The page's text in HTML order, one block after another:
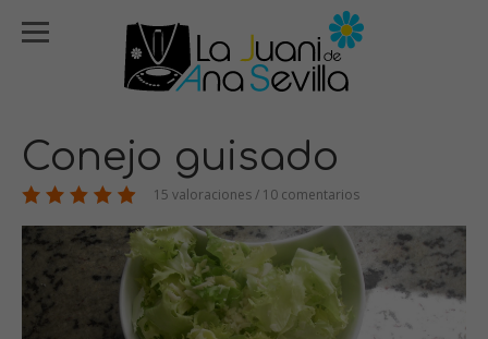
Conejo guisado
15 valoraciones / 10 comentarios